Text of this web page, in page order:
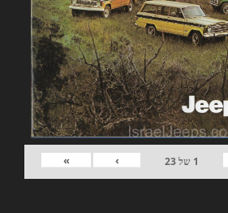
1 של23
›
»